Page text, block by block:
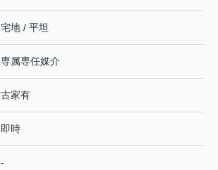
宅地 / 平坦
専属専任媒介
古家有
即時
-